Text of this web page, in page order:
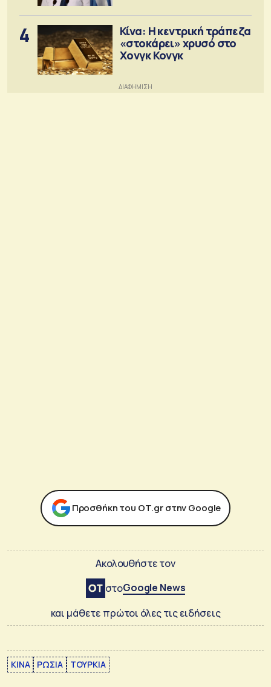
4
Κίνα: Η κεντρική τράπεζα
«στοκάρει» χρυσό στο
Χονγκ Κονγκ
Προσθήκη του ΟΤ.gr στην Google
Ακολουθήστε τον
στοGoogle News
και μάθετε πρώτοι όλες τις ειδήσεις
ΚΙΝΑ ΡΩΣΙΑ ΤΟΥΡΚΙΑ